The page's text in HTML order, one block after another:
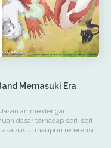
Memasuki Era
anime dengan
dasar terhadap seri-seri
usul maupun referensi